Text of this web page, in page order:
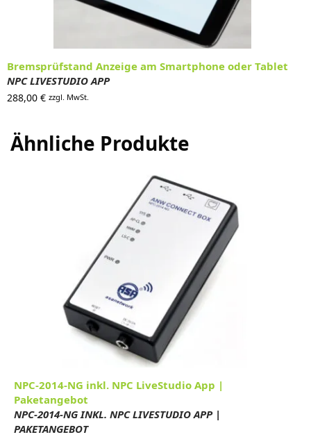
Bremsprüfstand Anzeige am Smartphone oder Tablet
NPC LIVESTUDIO APP
288,00 € zzgl. MwSt.
Ähnliche Produkte
NPC-2014-NG inkl. NPC LiveStudio App |
Paketangebot
NPC-2014-NG INKL. NPC LIVESTUDIO APP |
PAKETANGEBOT